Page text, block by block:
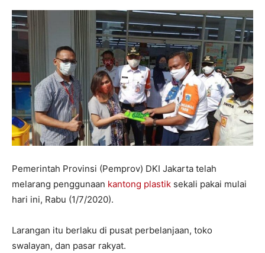
Pemerintah Provinsi (Pemprov) DKI Jakarta telah
melarang penggunaan kantong plastik sekali pakai mulai
hari ini, Rabu (1/7/2020).
Larangan itu berlaku di pusat perbelanjaan, toko
swalayan, dan pasar rakyat.